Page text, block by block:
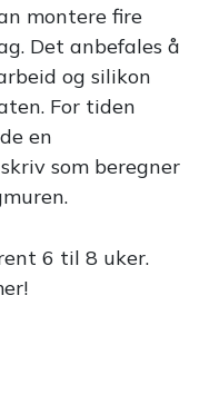
montere fire
Det anbefales å
og silikon
For tiden
en
som beregner
6 til 8 uker.